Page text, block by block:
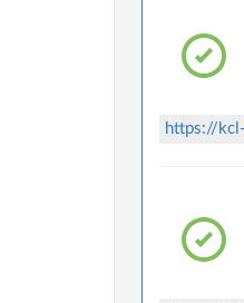
https://